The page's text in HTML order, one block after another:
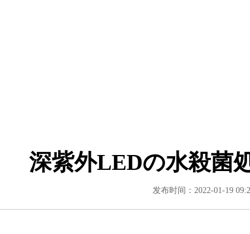
深紫外LEDの水殺菌
发布时间：2022-01-19